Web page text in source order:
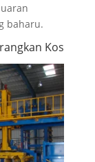
baharu.
Kos